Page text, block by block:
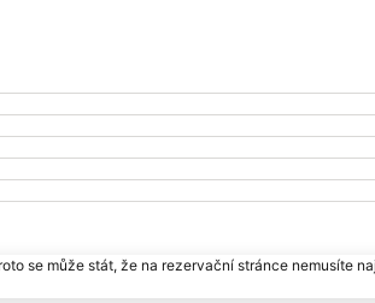
se může stát, že na rezervační stránce nemusíte